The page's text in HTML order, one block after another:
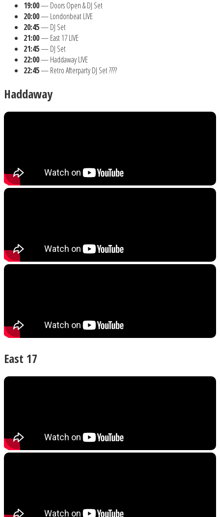
19:00— Doors Open & DJ Set
20:00— Londonbeat LIVE
20:45— DJ Set
21:00— East 17 LIVE
21:45— DJ Set
22:00— Haddaway LIVE
22:45— Retro Afterparty DJ Set ????
Haddaway
East 17